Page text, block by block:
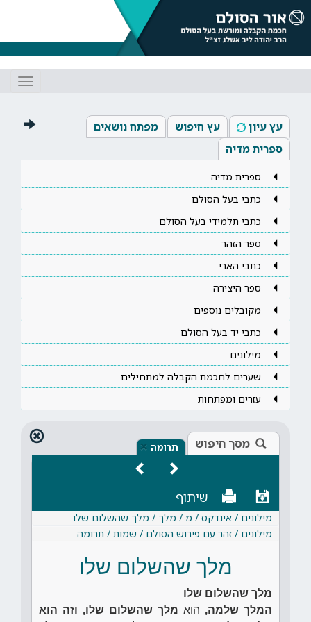
עץ עיון עץ חיפוש
מפתח נושאים
ספרית מדיה
ספרית מדיה
כתבי בעל הסולם
כתבי תלמידי בעל הסולם
ספר הזהר
כתבי הארי
ספר היצירה
מקובלים נוספים
כתבי יד בעל הסולם
מילונים
שערים לחכמת הקבלה למתחילים
עזרים ומפתחות
מסך חיפוש תרומה ×
שיתוף
מילונים / אינדקס / מ / מלך / מלך שהשלום שלו
מילונים / זהר עם פירוש הסולם / שמות / תרומה
מלך שהשלום שלו
מלך שהשלום שלו
המלך שלמה, הוא מלך שהשלום שלו, וזה הוא